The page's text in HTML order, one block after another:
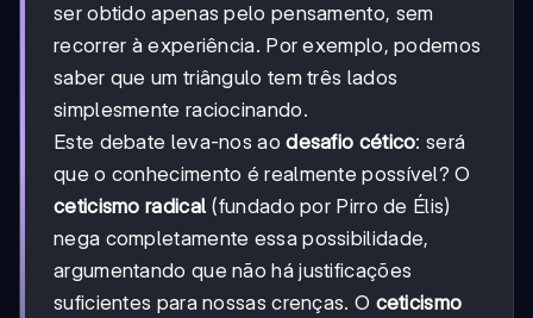
ser obtido apenas pelo pensamento, sem
recorrer à experiência. Por exemplo, podemos
saber que um triângulo tem três lados
simplesmente raciocinando.
Este debate leva-nos aodesafio cético: será
que o conhecimento é realmente possível? O
ceticismo radical (fundado por Pirro de Élis)
nega completamente essa possibilidade,
argumentando que não há justificações
suficientes para nossas crenças. O ceticismo